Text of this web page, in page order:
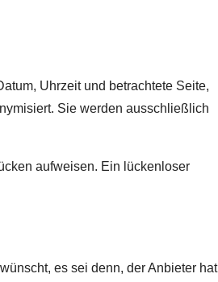
Uhrzeit und betrachtete Seite,
Sie werden ausschließlich
aufweisen. Ein lückenloser
es sei denn, der Anbieter hat